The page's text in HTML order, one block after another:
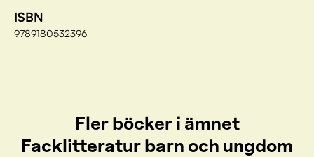
ISBN
9789180532396
Fler böcker i ämnet
Facklitteratur barn och ungdom